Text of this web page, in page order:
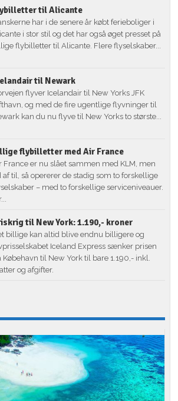
til Alicante
har i de senere år købt ferieboliger i
i stor stil og det har også øget presset på
flybilletter til Alicante. Flere flyselskaber...
til Newark
flyver Icelandair til New Yorks JFK
og med de fire ugentlige flyvninger til
kan du nu flyve til New Yorks to største...
flybilletter med Air France
France er nu slået sammen med KLM, men
af til, så opererer de stadig som to forskellige
– med to forskellige serviceniveauer.
til New York: 1.190,- kroner
billige kan altid blive endnu billigere og
Iceland Express sænker prisen
Købehavn til New York til bare 1.190,- inkl.
og afgifter.